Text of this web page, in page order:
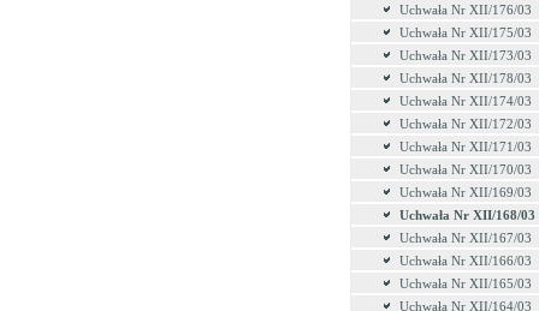
Uchwała Nr XII/176/03
Uchwała Nr XII/175/03
Uchwała Nr XII/173/03
Uchwała Nr XII/178/03
Uchwała Nr XII/174/03
Uchwała Nr XII/172/03
Uchwała Nr XII/171/03
Uchwała Nr XII/170/03
Uchwała Nr XII/169/03
Uchwała Nr XII/168/03
Uchwała Nr XII/167/03
Uchwała Nr XII/166/03
Uchwała Nr XII/165/03
Uchwała Nr XII/164/03